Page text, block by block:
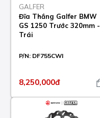
GALFER
Đĩa Thắng Galfer BMW
GS 1250 Trước 320mm -
Trái
P/N: DF755CWI
8,250,000đ